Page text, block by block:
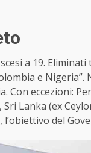
a 19.
e Nigeria”.
Con eccezioni:
Sri Lanka (ex
del